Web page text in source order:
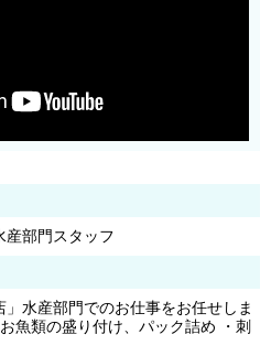
産部門スタッフ
水産部門でのお仕事をお任せしま
魚類の盛り付け、パック詰め ・刺